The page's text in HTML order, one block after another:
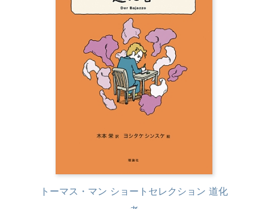
トーマス・マン ショートセレクション 道化